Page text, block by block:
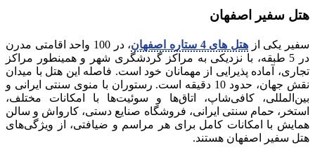
هتل سفیر اصفهان
سفیر یکی از هتل های 4 ستاره اصفهان
، در 100 واحد اقامتی مدرن
در 5 طبقه، با نزدیکی به مراکز گردشگری شهر و همینطور مراکز
تجاری، آماده پذیرایی از مهمانان خود است. فاصله این هتل با میدان
نقش جهان، حدود 10 دقیقه است. رستوران با منوی سنتی ایرانی و
بین‌المللی، کافی‌شاپ، اتاق‌ها و سوئیت‌ها با امکانات مختلف،
استخر، حمام سنتی ایرانی، فروشگاه صنایع دستی، کارواش و سالن
همایش با امکانات کامل برای هر مراسم و ضیافتی، از ویژگی‌های
هتل سفیر اصفهان هستند.